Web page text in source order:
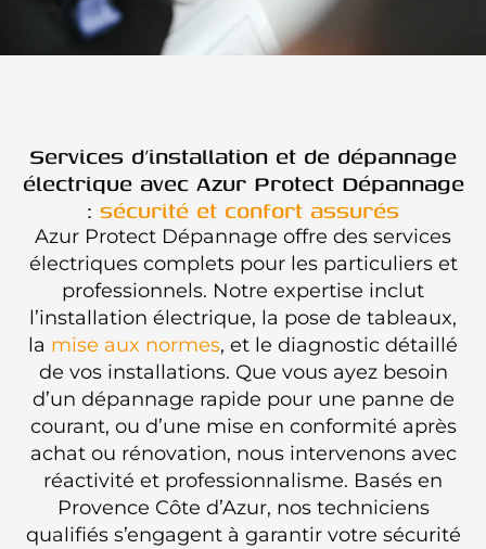
Services d’installation et de dépannage
électrique avec Azur Protect Dépannage
: sécurité et confort assurés
Azur Protect Dépannage offre des services
électriques complets pour les particuliers et
professionnels. Notre expertise inclut
l’installation électrique, la pose de tableaux,
la mise aux normes, et le diagnostic détaillé
de vos installations. Que vous ayez besoin
d’un dépannage rapide pour une panne de
courant, ou d’une mise en conformité après
achat ou rénovation, nous intervenons avec
réactivité et professionnalisme. Basés en
Provence Côte d’Azur, nos techniciens
qualifiés s’engagent à garantir votre sécurité